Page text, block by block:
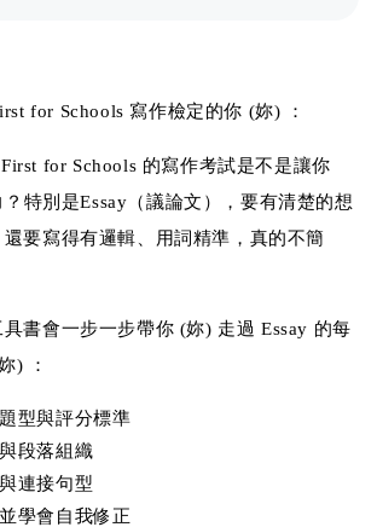
for Schools 寫作檢定的你 (妳) ：
for Schools 的寫作考試是不是讓你
特別是Essay（議論文），要有清楚的想
要寫得有邏輯、用詞精準，真的不簡
書會一步一步帶你 (妳) 走過 Essay 的每
) ：
型與評分標準
段落組織
連接句型
學會自我修正